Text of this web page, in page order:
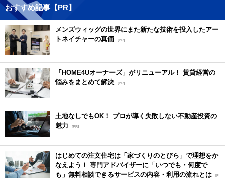
おすすめ記事【PR】
メンズウィッグの世界にまた新たな技術を投入したアー
トネイチャーの真価 [PR]
「HOME4Uオーナーズ」がリニューアル！ 賃貸経営の
悩みをまとめて解決 [PR]
土地なしでもOK！ プロが導く失敗しない不動産投資の
魅力
[PR]
はじめての注文住宅は「家づくりのとびら」で理想をか
なえよう！ 専門アドバイザーに「いつでも・何度で
も」無料相談できるサービスの内容・利用の流れとは [P